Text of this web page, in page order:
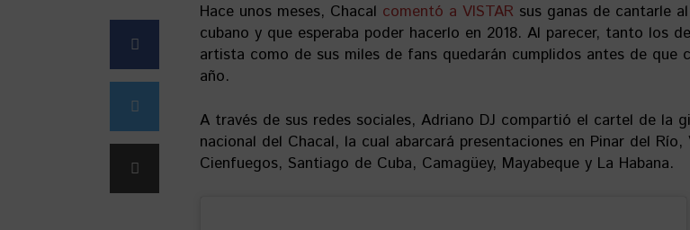
Hace unos meses, Chacal comentó a VISTAR sus ganas de cantarle
cubano y que esperaba poder hacerlo en 2018. Al parecer, tanto los
artista como de sus miles de fans quedarán cumplidos antes de que
año.
A través de sus redes sociales, Adriano DJ compartió el cartel de la
nacional del Chacal, la cual abarcará presentaciones en Pinar del Río,
Cienfuegos, Santiago de Cuba, Camagüey, Mayabeque y La Habana.